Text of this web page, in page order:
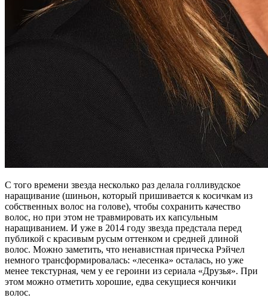
С того времени звезда несколько раз делала голливудское
наращивание (шиньон, который пришивается к косичкам из
собственных волос на голове), чтобы сохранить качество
волос, но при этом не травмировать их капсульным
наращиванием. И уже в 2014 году звезда предстала перед
публикой с красивым русым оттенком и средней длиной
волос. Можно заметить, что ненавистная прическа Рэйчел
немного трансформировалась: «лесенка» осталась, но уже
менее текстурная, чем у ее героини из сериала «Друзья». При
этом можно отметить хорошие, едва секущиеся кончики
волос.